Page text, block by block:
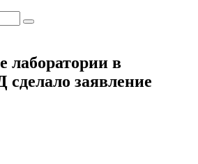
лаборатории в
заявление